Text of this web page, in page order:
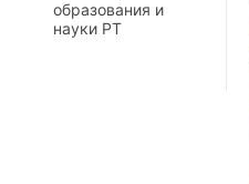
образования и
науки РТ